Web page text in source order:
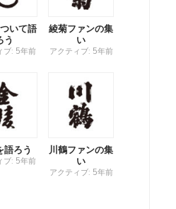
いて語
う
ブ: 5年前
綾菊ファンの集
い
アクティブ: 5年前
語ろう
ブ: 5年前
川鶴ファンの集
い
アクティブ: 5年前